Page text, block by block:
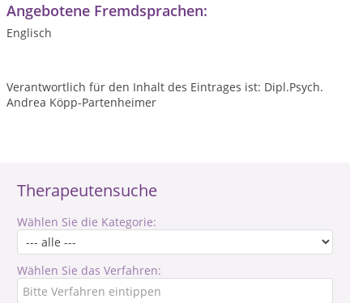
Therapeutensuche
Wählen Sie die Kategorie:
Wählen Sie das Verfahren:
Angebotene Fremdsprachen:
Englisch
Verantwortlich für den Inhalt des Eintrages ist: Dipl.Psych.
Andrea Köpp-Partenheimer